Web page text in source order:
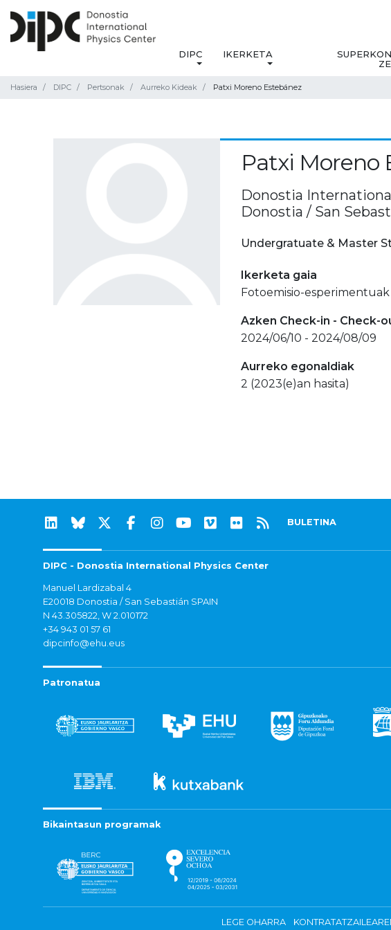
DIPC IKERKETA
Hasiera DIPC Pertsonak Aurreko Kideak Patxi Moreno Estebánez
Patxi Moreno
Donostia
Donostia / San
Undergratuate & Master
Ikerketa gaia
Fotoemisio-
Azken Check-in - Check-
2024/06/10 - 2024/08/09
Aurreko egonaldiak
2 (2023(e)an hasita)
BULETINA
DIPC - Donostia International Physics Center
Manuel Lardizabal 4
E20018 Donostia / San Sebastián SPAIN
N 43.305822, W 2.010172
+34 943 01 57 61
dipcinfo@ehu.eus
Patronatua
Bikaintasun programak
LEGE OHARRA